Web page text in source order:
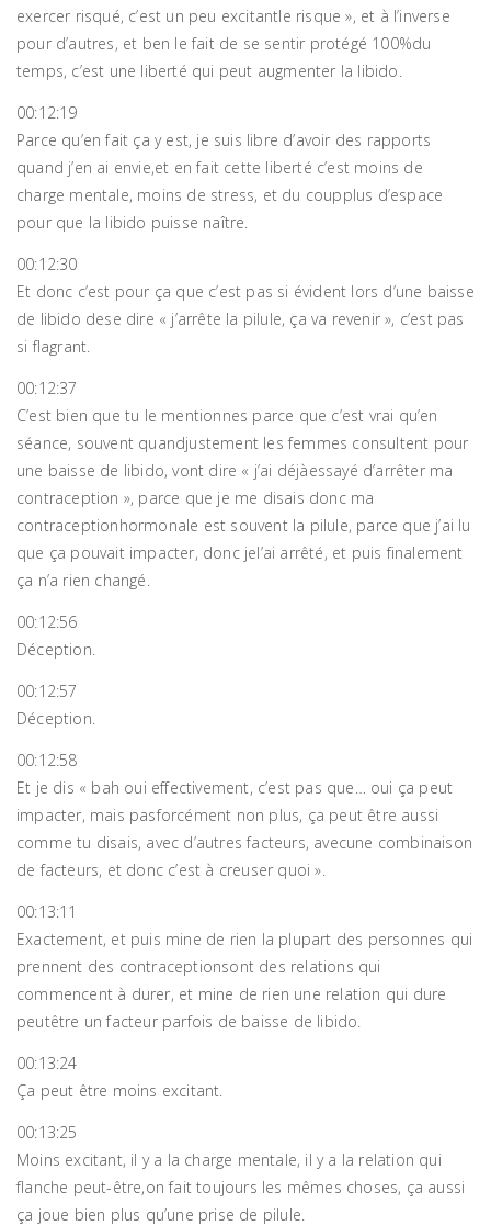
exercer risqué, c’est un peu excitantle risque », et à l’inverse
pour d’autres, et ben le fait de se sentir protégé 100%du
temps, c’est une liberté qui peut augmenter la libido.
00:12:19
Parce qu’en fait ça y est, je suis libre d’avoir des rapports
quand j’en ai envie,et en fait cette liberté c’est moins de
charge mentale, moins de stress, et du coupplus d’espace
pour que la libido puisse naître.
00:12:30
Et donc c’est pour ça que c’est pas si évident lors d’une baisse
de libido dese dire « j’arrête la pilule, ça va revenir », c’est pas
si flagrant.
00:12:37
C’est bien que tu le mentionnes parce que c’est vrai qu’en
séance, souvent quandjustement les femmes consultent pour
une baisse de libido, vont dire « j’ai déjàessayé d’arrêter ma
contraception », parce que je me disais donc ma
contraceptionhormonale est souvent la pilule, parce que j’ai lu
que ça pouvait impacter, donc jel’ai arrêté, et puis finalement
ça n’a rien changé.
00:12:56
Déception.
00:12:57
Déception.
00:12:58
Et je dis « bah oui effectivement, c’est pas que… oui ça peut
impacter, mais pasforcément non plus, ça peut être aussi
comme tu disais, avec d’autres facteurs, avecune combinaison
de facteurs, et donc c’est à creuser quoi ».
00:13:11
Exactement, et puis mine de rien la plupart des personnes qui
prennent des contraceptionsont des relations qui
commencent à durer, et mine de rien une relation qui dure
peutêtre un facteur parfois de baisse de libido.
00:13:24
Ça peut être moins excitant.
00:13:25
Moins excitant, il y a la charge mentale, il y a la relation qui
flanche peut-être,on fait toujours les mêmes choses, ça aussi
ça joue bien plus qu’une prise de pilule.